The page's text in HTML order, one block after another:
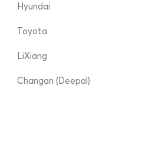
Hyundai
Toyota
LiXiang
Changan (Deepal)